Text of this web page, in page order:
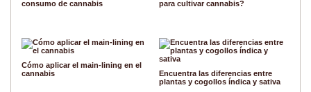
consumo de cannabis
para cultivar cannabis?
Cómo aplicar el main-lining en el
cannabis
Encuentra las diferencias entre
plantas y cogollos índica y sativa